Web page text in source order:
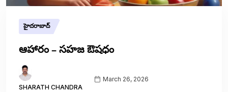
హైదరాబాద్
ఆహారం – సహజ ఔషధం
SHARATH CHANDRA
March 26, 2026